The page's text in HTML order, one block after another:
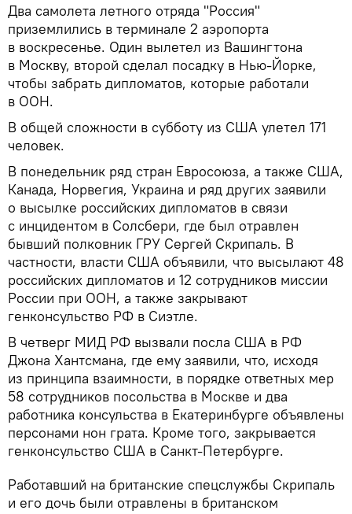
Два самолета летного отряда "Россия"
приземлились в терминале 2 аэропорта
в воскресенье. Один вылетел из Вашингтона
в Москву, второй сделал посадку в Нью-Йорке,
чтобы забрать дипломатов, которые работали
в ООН.
В общей сложности в субботу из США улетел 171
человек.
В понедельник ряд стран Евросоюза, а также США,
Канада, Норвегия, Украина и ряд других заявили
о высылке российских дипломатов в связи
с инцидентом в Солсбери, где был отравлен
бывший полковник ГРУ Сергей Скрипаль. В
частности, власти США объявили, что высылают 48
российских дипломатов и 12 сотрудников миссии
России при ООН, а также закрывают
генконсульство РФ в Сиэтле.
В четверг МИД РФ вызвали посла США в РФ
Джона Хантсмана, где ему заявили, что, исходя
из принципа взаимности, в порядке ответных мер
58 сотрудников посольства в Москве и два
работника консульства в Екатеринбурге объявлены
персонами нон грата. Кроме того, закрывается
генконсульство США в Санкт-Петербурге.
Работавший на британские спецслужбы Скрипаль
и его дочь были отравлены в британском